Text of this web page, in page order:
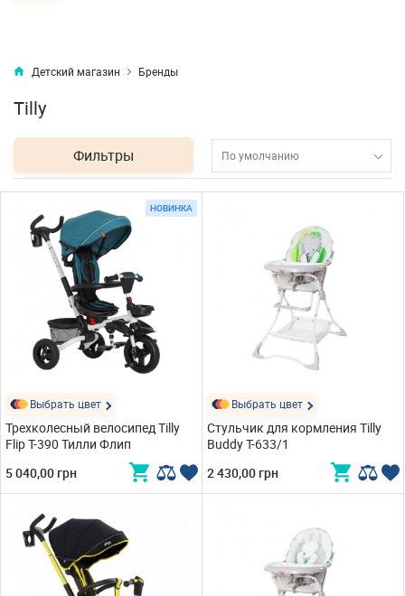
Детский магазин Бренды
Tilly
Фильтры По умолчанию
НОВИНКА
Выбрать цвет
Трехколесный велосипед Tilly
Flip T-390 Тилли Флип
5 040,00 грн
Выбрать цвет
Стульчик для кормления Tilly
Buddy T-633/1
2 430,00 грн